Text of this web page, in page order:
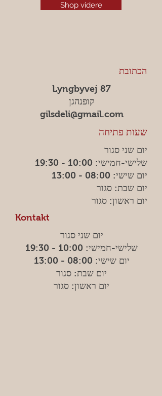
Shop videre
הכתובת
Lyngbyvej 87
קופנהגן
gilsdeli@gmail.com
שעות פתיחה
יום שני סגור
שלישי-חמישי: 10:00 - 19:30
יום שישי: 08:00 - 13:00
יום שבת: סגור
יום ראשון: סגור
Kontakt
יום שני סגור
שלישי-חמישי: 10:00 - 19:30
יום שישי: 08:00 - 13:00
יום שבת: סגור
יום ראשון: סגור